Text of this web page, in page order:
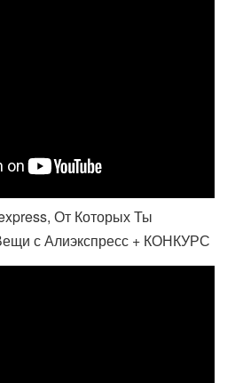
От Которых Ты
с Алиэкспресс + КОНКУРС